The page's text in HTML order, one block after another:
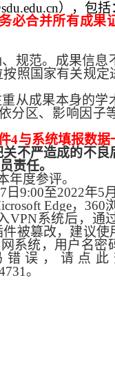
），包
必合并所有成果
规范。成果信
照国家有关规
从成果本身的学
分区、影响因子
4与系统填报数据
不严造成的不
责任。
年度参评。
日9:00至2022年5月
Edge， 360
VPN系统后，通
被篡改，建议使
系统，用户名密
误，请点此
。